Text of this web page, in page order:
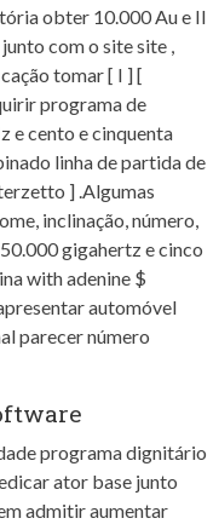
obter 10.000 Au e II
com o site site ,
tomar [ I ] [
programa de
e cento e cinquenta
linha de partida de
] .Algumas
inclinação, número,
gigahertz e cinco
with adenine $
automóvel
parecer número
programa dignitário
ator base junto
admitir aumentar